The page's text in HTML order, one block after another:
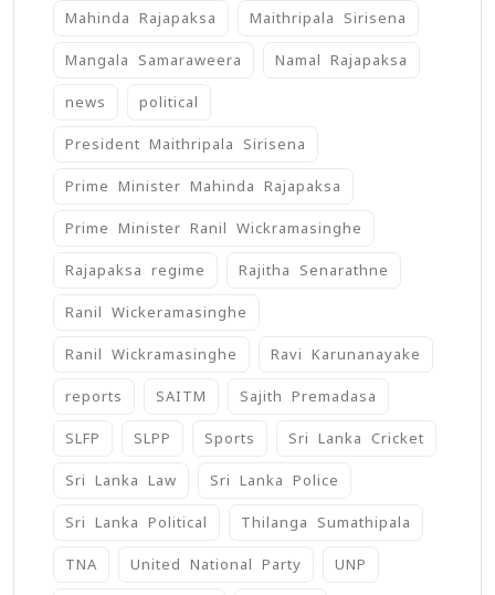
Mahinda Rajapaksa Maithripala Sirisena
Mangala Samaraweera Namal Rajapaksa
news political
President Maithripala Sirisena
Prime Minister Mahinda Rajapaksa
Prime Minister Ranil Wickramasinghe
Rajapaksa regime Rajitha Senarathne
Ranil Wickeramasinghe
Ranil Wickramasinghe Ravi Karunanayake
reports SAITM Sajith Premadasa
SLFP SLPP Sports Sri Lanka Cricket
Sri Lanka Law Sri Lanka Police
Sri Lanka Political Thilanga Sumathipala
TNA United National Party UNP